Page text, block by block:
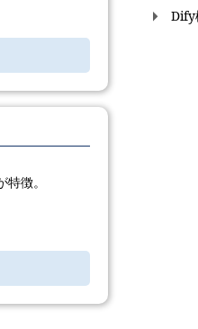
徴。
Dify